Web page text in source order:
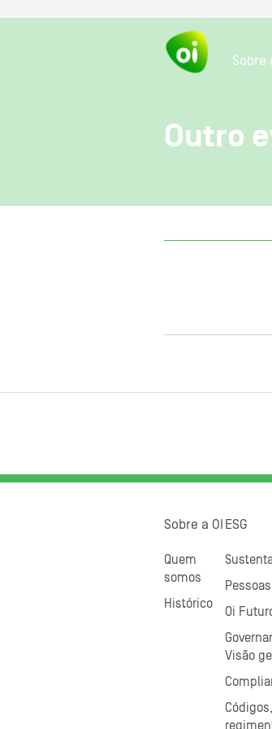
Sobre
Outro
Sobre a OI
Quem
somos
Histórico
ESG
Pessoas
Oi
Visão